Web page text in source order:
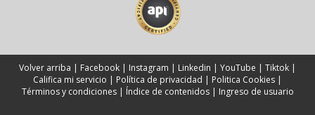
Volver arriba | Facebook | Instagram | Linkedin | YouTube | Tiktok |
Califica mi servicio | Política de privacidad | Politica Cookies |
Términos y condiciones| Índice de contenidos| Ingreso de usuario